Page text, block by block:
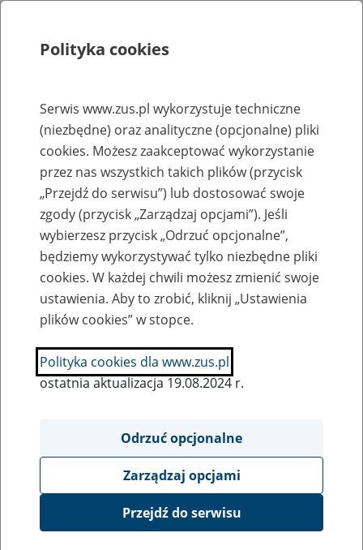
Rejestry, ewidencje i archiwa
Baza zlikwidowanych lub
przekształconych zakładów pracy
Nazwa zakładu pracy:
SZUKAJ
Ukryj wszystkie pozycje bazy
Przedsiębiorstwo Handlowe i Usług
Polityka cookies
Serwis www.zus.pl wykorzystuje techniczne
(niezbędne) oraz analityczne (opcjonalne) pliki
cookies. Możesz zaakceptować wykorzystanie
przez nas wszystkich takich plików (przycisk
„Przejdź do serwisu”) lub dostosować swoje
zgody (przycisk „Zarządzaj opcjami”). Jeśli
wybierzesz przycisk „Odrzuć opcjonalne”,
będziemy wykorzystywać tylko niezbędne pliki
cookies. W każdej chwili możesz zmienić swoje
ustawienia. Aby to zrobić, kliknij „Ustawienia
plików cookies” w stopce.
Polityka cookies dla www.zus.pl
ostatnia aktualizacja 19.08.2024 r.
Odrzuć opcjonalne
Zarządzaj opcjami
Przejdź do serwisu